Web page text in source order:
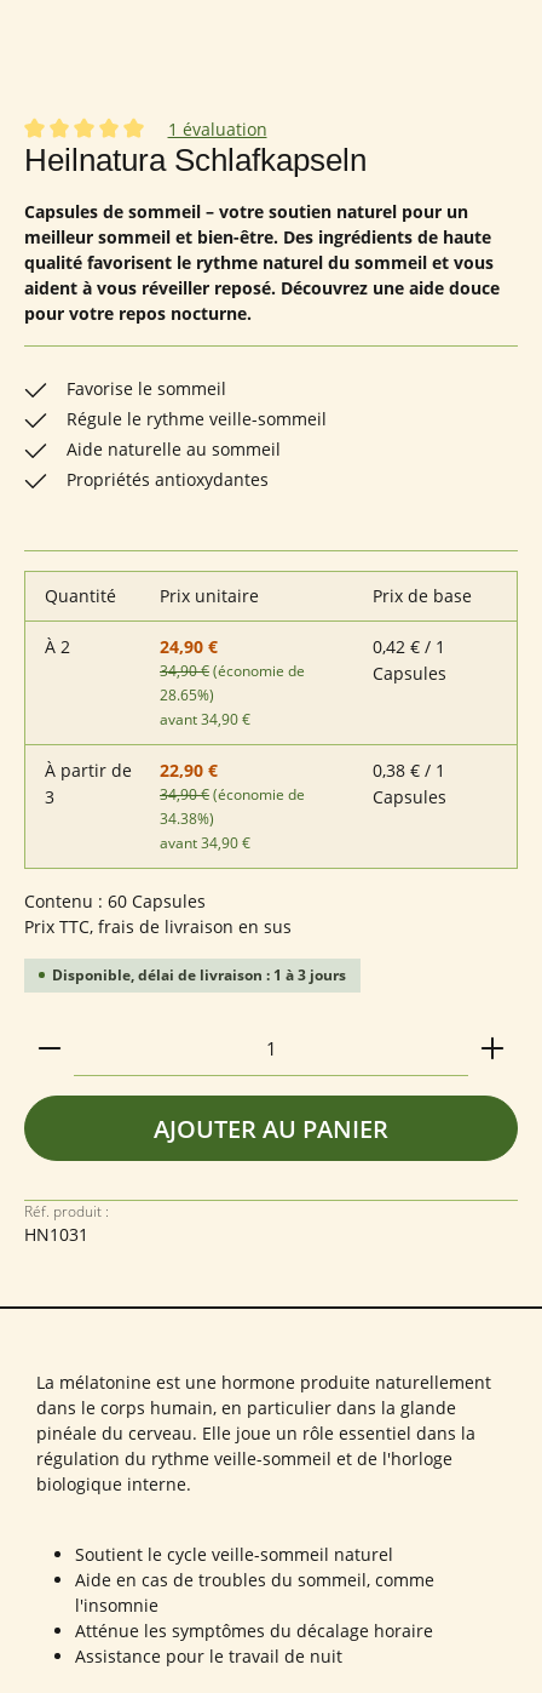
Note moyenne de 5 sur 5 étoiles
1 évaluation
Heilnatura Schlafkapseln
Capsules de sommeil – votre soutien naturel pour un
meilleur sommeil et bien-être. Des ingrédients de haute
qualité favorisent le rythme naturel du sommeil et vous
aident à vous réveiller reposé. Découvrez une aide douce
pour votre repos nocturne.
Favorise le sommeil
Régule le rythme veille-sommeil
Aide naturelle au sommeil
Propriétés antioxydantes
Quantité Prix unitaire Prix de base
À 2 24,90 €
34,90 €(économie de
28.65%)
avant 34,90 €
0,42 € / 1
Capsules
À partir de
3
22,90 €
34,90 €(économie de
34.38%)
avant 34,90 €
0,38 € / 1
Capsules
Contenu : 60 Capsules
Prix TTC, frais de livraison en sus
Disponible, délai de livraison : 1 à 3 jours
Quantité de produit : Entrez la quantité
AJOUTER AU PANIER
Réf. produit :
HN1031
La mélatonine est une hormone produite naturellement
dans le corps humain, en particulier dans la glande
pinéale du cerveau. Elle joue un rôle essentiel dans la
régulation du rythme veille-sommeil et de l'horloge
biologique interne.
Soutient le cycle veille-sommeil naturel
Aide en cas de troubles du sommeil, comme
l'insomnie
Atténue les symptômes du décalage horaire
Assistance pour le travail de nuit